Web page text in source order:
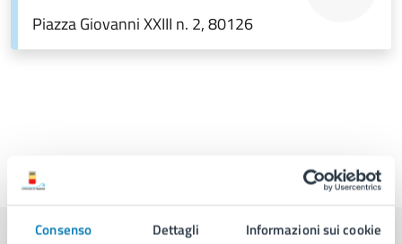
Consenso Dettagli Informazioni sui cookie
Piazza Giovanni XXIII n. 2, 80126
Ultimo aggiornamento: